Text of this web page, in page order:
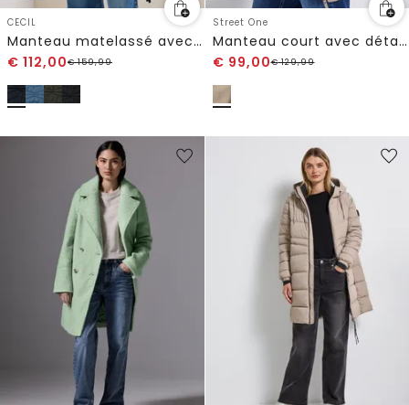
CECIL
Manteau matelassé avec capuche
€ 112,00€159,99
Street One
Manteau court avec détails en tricot
€ 99,00€129,99